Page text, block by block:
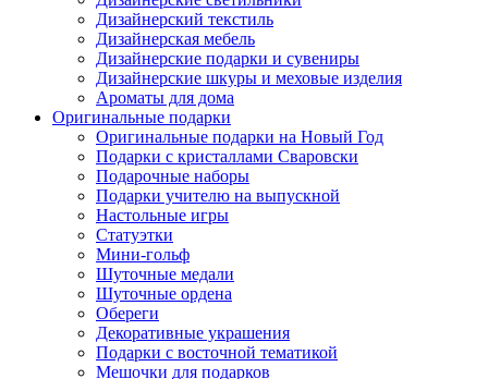
Дизайнерский текстиль
Дизайнерская мебель
Дизайнерские подарки и сувениры
Дизайнерские шкуры и меховые изделия
Ароматы для дома
Оригинальные подарки
Оригинальные подарки на Новый Год
Подарки с кристаллами Сваровски
Подарочные наборы
Подарки учителю на выпускной
Настольные игры
Статуэтки
Мини-гольф
Шуточные медали
Шуточные ордена
Обереги
Декоративные украшения
Подарки с восточной тематикой
Мешочки для подарков